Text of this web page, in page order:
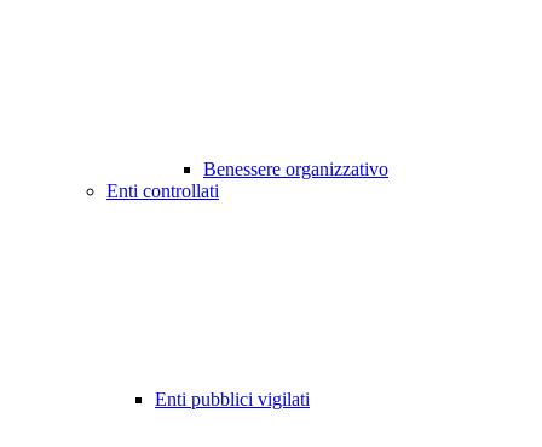
Benessere organizzativo
Enti controllati
Enti pubblici vigilati